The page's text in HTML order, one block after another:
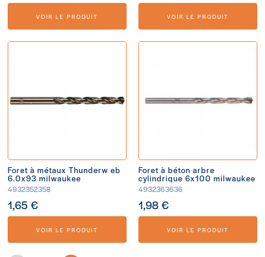
VOIR LE PRODUIT VOIR LE PRODUIT
Foret à métaux Thunderw eb
6.0x93 milwaukee
4932352358
1,65 €
VOIR LE PRODUIT
Foret à béton arbre
cylindrique 6x100 milwaukee
4932363636
1,98 €
VOIR LE PRODUIT